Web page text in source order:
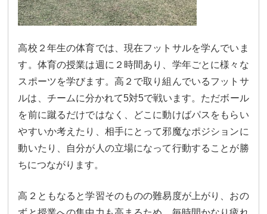
高校２年生の体育では、現在フットサルを学んでいま
す。体育の授業は週に２時間あり、学年ごとに様々な
スポーツを学びます。高２で取り組んでいるフットサ
ルは、チームに分かれて5対5で戦います。ただボール
を前に蹴るだけではなく、どこに動けばパスをもらい
やすいか考えたり、相手にとって邪魔なポジションに
動いたり、自分が人の立場になって行動することが勝
ちにつながります。
高２ともなると学習そのものの難易度が上がり、おの